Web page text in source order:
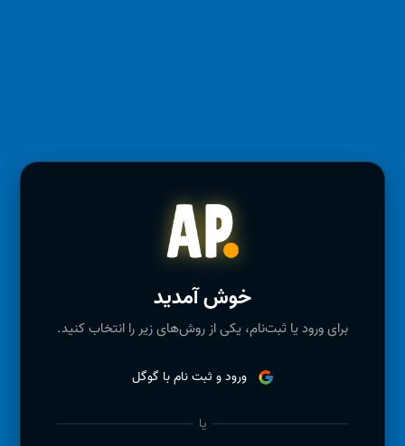
خوش آمدید
برای ورود یا ثبت‌نام، یکی از روش‌های زیر را انتخاب کنید.
ورود و ثبت نام با گوگل
یا